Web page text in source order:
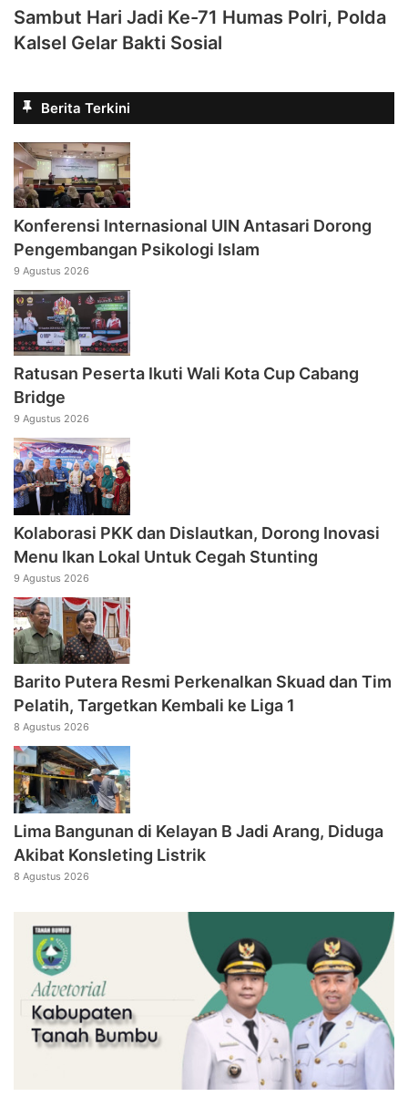
Sambut Hari Jadi Ke-71 Humas Polri, Polda
Kalsel Gelar Bakti Sosial
Berita Terkini
Konferensi Internasional UIN Antasari Dorong
Pengembangan Psikologi Islam
9 Agustus 2026
Ratusan Peserta Ikuti Wali Kota Cup Cabang
Bridge
9 Agustus 2026
Kolaborasi PKK dan Dislautkan, Dorong Inovasi
Menu Ikan Lokal Untuk Cegah Stunting
9 Agustus 2026
Barito Putera Resmi Perkenalkan Skuad dan Tim
Pelatih, Targetkan Kembali ke Liga 1
8 Agustus 2026
Lima Bangunan di Kelayan B Jadi Arang, Diduga
Akibat Konsleting Listrik
8 Agustus 2026